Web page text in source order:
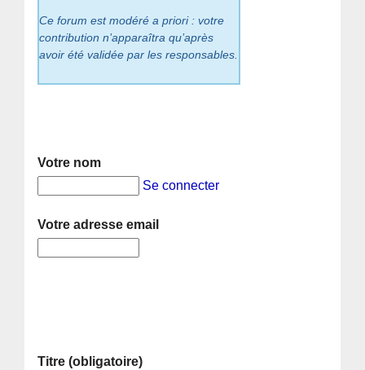
Ce forum est modéré a priori : votre
contribution n’apparaîtra qu’après
avoir été validée par les responsables.
Votre nom
Se connecter
Votre adresse email
Titre (obligatoire)